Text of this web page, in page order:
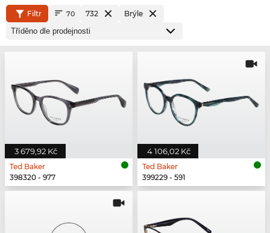
Filtr 70 732 Brýle
3 679,92 Kč
Ted Baker
398320 - 977
4 106,02 Kč
Ted Baker
399229 - 591